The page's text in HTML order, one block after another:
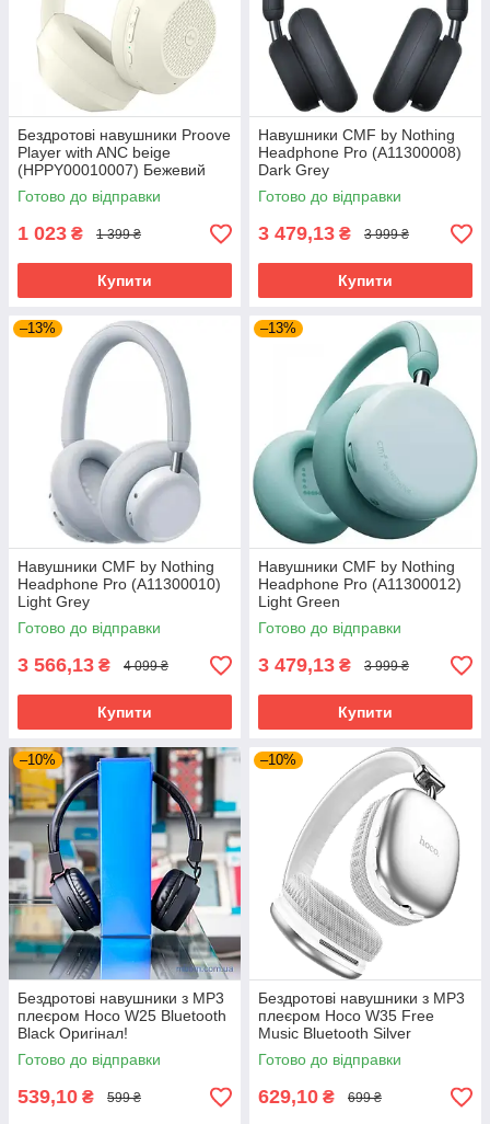
Бездротові навушники Proove
Player with ANC beige
(HPPY00010007) Бежевий
Готово до відправки
1 023 ₴ 1 399 ₴
Купити
Навушники CMF by Nothing
Headphone Pro (A11300008)
Dark Grey
Готово до відправки
3 479,13 ₴ 3 999 ₴
Купити
–13%
Навушники CMF by Nothing
Headphone Pro (A11300010)
Light Grey
Готово до відправки
3 566,13 ₴ 4 099 ₴
Купити
–13%
Навушники CMF by Nothing
Headphone Pro (A11300012)
Light Green
Готово до відправки
3 479,13 ₴ 3 999 ₴
Купити
–10%
Бездротові навушники з MP3
плеєром Hoco W25 Bluetooth
Black Оригінал!
Готово до відправки
539,10 ₴ 599 ₴
–10%
Бездротові навушники з MP3
плеєром Hoco W35 Free
Music Bluetooth Silver
Оригінал!
Готово до відправки
629,10 ₴ 699 ₴